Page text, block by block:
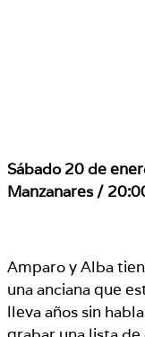
Sábado 20 de
Manzanares /
Amparo y Alba
una anciana que
lleva años sin